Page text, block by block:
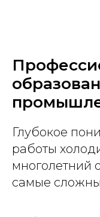
Глубокое
работы
многолетний
самые